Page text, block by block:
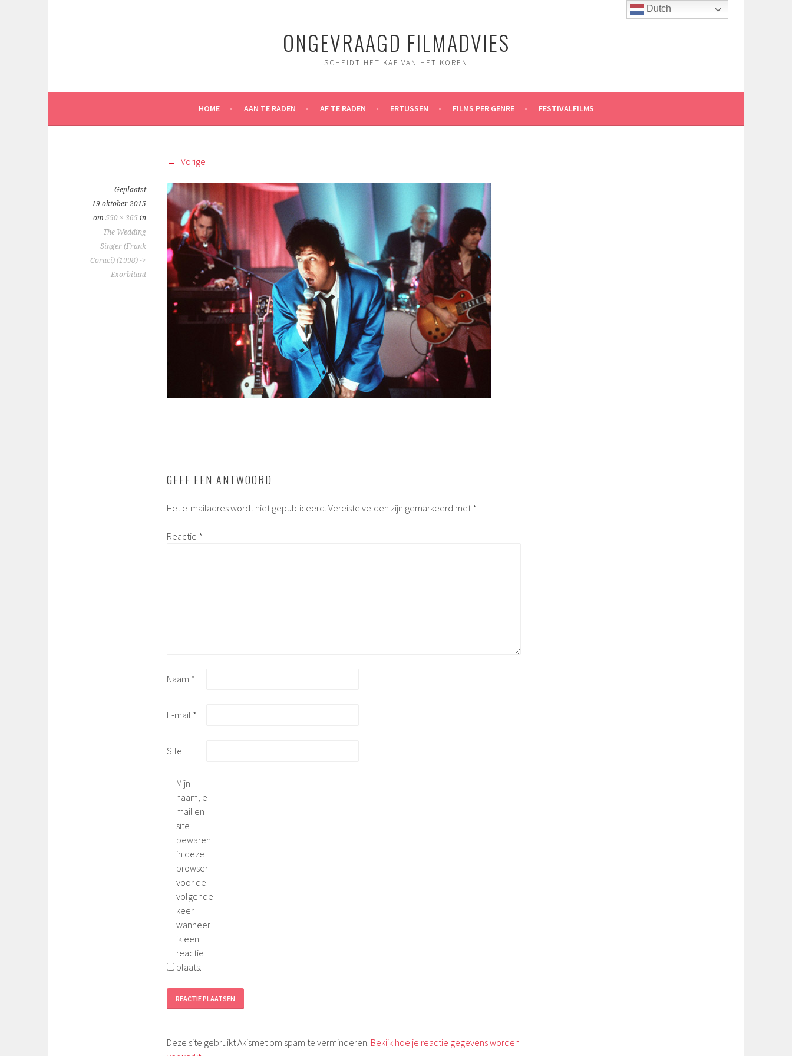
ONGEVRAAGD FILMADVIES
SCHEIDT HET KAF VAN HET KOREN
HOME AAN TE RADEN AF TE RADEN ERTUSSEN FILMS PER GENRE FESTIVALFILMS
Vorige
Geplaatst
19 oktober 2015
om 550 × 365 in
The Wedding
Singer (Frank
Coraci) (1998) ->
Exorbitant
GEEF EEN ANTWOORD
Het e-mailadres wordt niet gepubliceerd. Vereiste velden zijn gemarkeerd met *
Reactie *
Naam *
E-mail *
Site
Mijn
naam, e-
mail en
site
bewaren
in deze
browser
voor de
volgende
keer
wanneer
ik een
reactie
plaats.
Deze site gebruikt Akismet om spam te verminderen. Bekijk hoe je reactie gegevens worden
Dutch